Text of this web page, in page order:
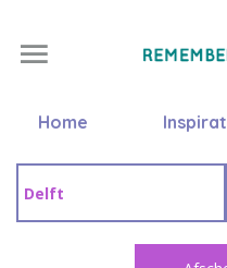
Home